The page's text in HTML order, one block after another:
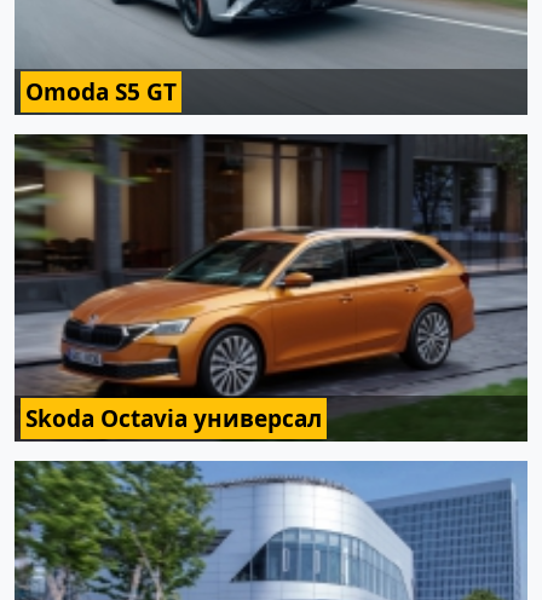
Omoda S5 GT
Skoda Octavia универсал